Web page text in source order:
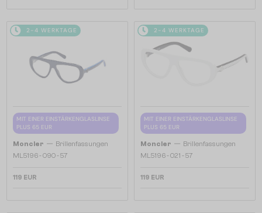
2-4 WERKTAGE
MIT EINER EINSTÄRKENGLASLINSE
PLUS 65 EUR
Moncler — Brillenfassungen
ML5196 - 090 - 57
119 EUR
2-4 WERKTAGE
MIT EINER EINSTÄRKENGLASLINSE
PLUS 65 EUR
Moncler — Brillenfassungen
ML5196 - 021 - 57
119 EUR